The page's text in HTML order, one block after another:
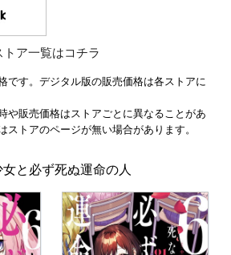
ア一覧はコチラ
です。デジタル版の販売価格は各ストアに
や販売価格はストアごとに異なることがあ
ストアのページが無い場合があります。
と必ず死ぬ運命の人